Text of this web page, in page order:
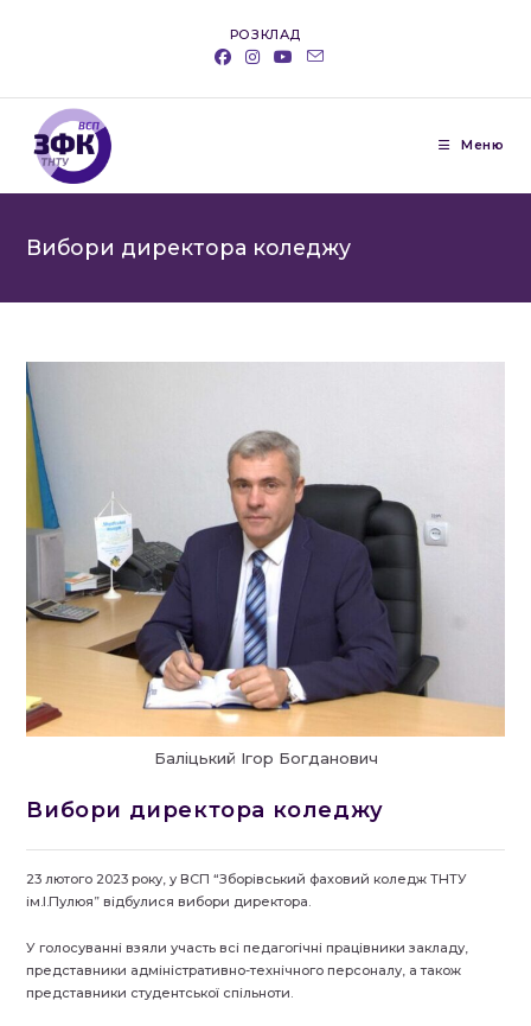
РОЗКЛАД
Меню
Вибори директора коледжу
Баліцький Ігор Богданович
Вибори директора коледжу
23 лютого 2023 року, у ВСП “Зборівський фаховий коледж ТНТУ
ім.І.Пулюя” відбулися вибори директора.
У голосуванні взяли участь всі педагогічні працівники закладу,
представники адміністративно-технічного персоналу, а також
представники студентської спільноти.